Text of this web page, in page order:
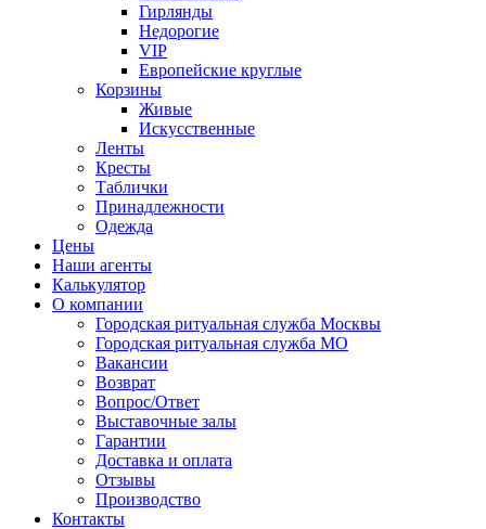
Гирлянды
Недорогие
VIP
Европейские круглые
Корзины
Живые
Искусственные
Ленты
Кресты
Таблички
Принадлежности
Одежда
Цены
Наши агенты
Калькулятор
О компании
Городская ритуальная служба Москвы
Городская ритуальная служба МО
Вакансии
Возврат
Вопрос/Ответ
Выставочные залы
Гарантии
Доставка и оплата
Отзывы
Производство
Контакты